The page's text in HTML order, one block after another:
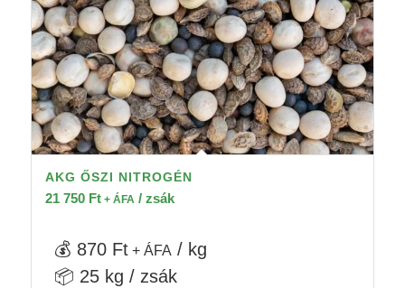
AKG ŐSZI NITROGÉN
21 750 Ft+ ÁFA / zsák
💰 870 Ft+ ÁFA / kg
📦 25 kg / zsák